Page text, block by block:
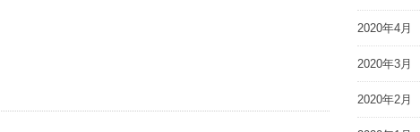
2020年4月
2020年3月
2020年2月